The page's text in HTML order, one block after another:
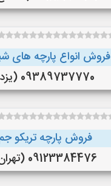
فروش انواع پارچه های
09389737770 (یزد)
فروش پارچه تریکو
09123384476 (تهران)